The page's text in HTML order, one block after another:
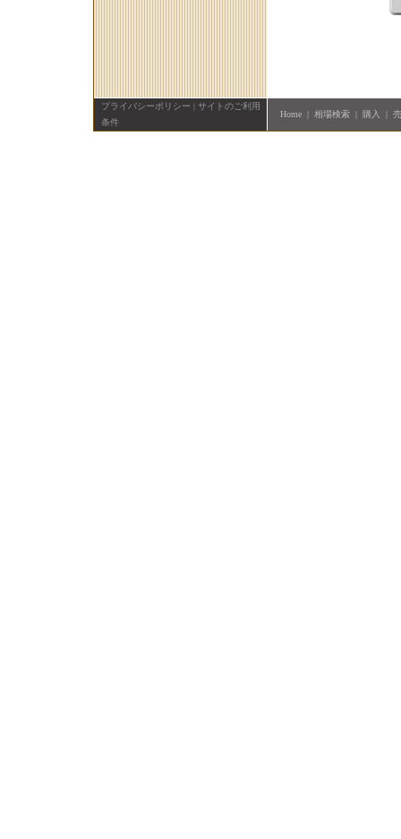
プライバシーポリシー | サイトのご利用
条件
Home| 相場検索| 購入 |